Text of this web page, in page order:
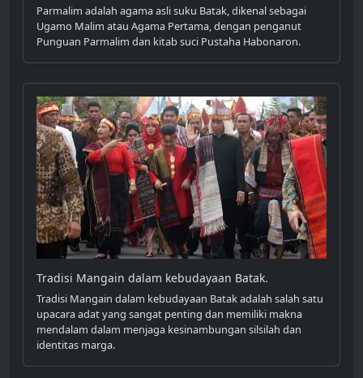
Parmalim adalah agama asli suku Batak, dikenal sebagai
Ugamo Malim atau Agama Pertama, dengan penganut
Punguan Parmalim dan kitab suci Pustaha Habonaron.
Tradisi Mangain dalam kebudayaan Batak.
Tradisi Mangain dalam kebudayaan Batak adalah salah satu
upacara adat yang sangat penting dan memiliki makna
mendalam dalam menjaga kesinambungan silsilah dan
identitas marga.